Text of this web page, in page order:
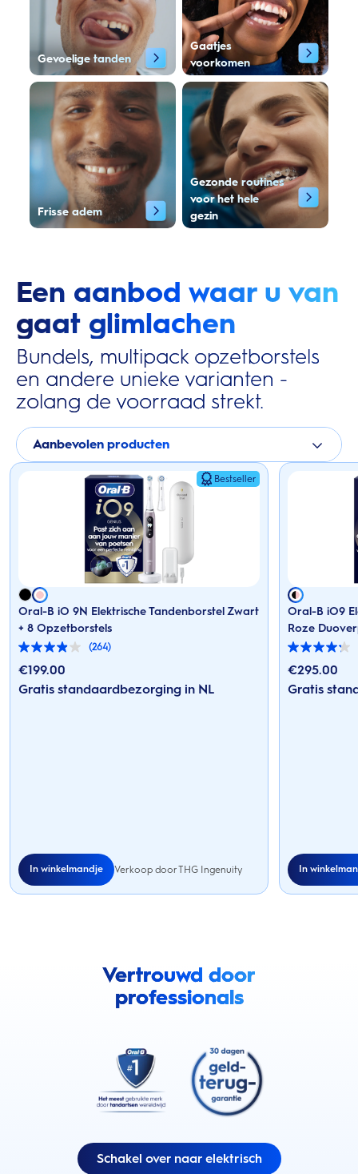
Gevoelige tanden
Gaatjes
voorkomen
Frisse adem
Gezonde routines
voor het hele
gezin
Een aanbod waar u van
gaat glimlachen
Bundels, multipack opzetborstels
en andere unieke varianten -
zolang de voorraad strekt.
Aanbevolen producten
Bestseller
Oral-B iO 9N Elektrische Tandenborstel Zwart
+ 8 Opzetborstels
(264)
3.9
van
de
5
€199.00
Gratis standaardbezorging in NL
In winkelmandje Verkoop door THG Ingenuity
Oral-B iO9
Roze
4.2
van
de
5
€295.00
Gratis
In
Vertrouwd door
professionals
Schakel over naar elektrisch